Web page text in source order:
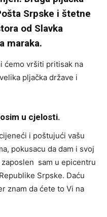
Srpske i štetne
od Slavka
maraka.
ćemo vršiti pritisak na
pljačka države i
u cjelosti.
i poštujući vašu
pokusacu da dam i svoj
sam u epicentru
Srpske. Daću
znam da ćete to Vi na